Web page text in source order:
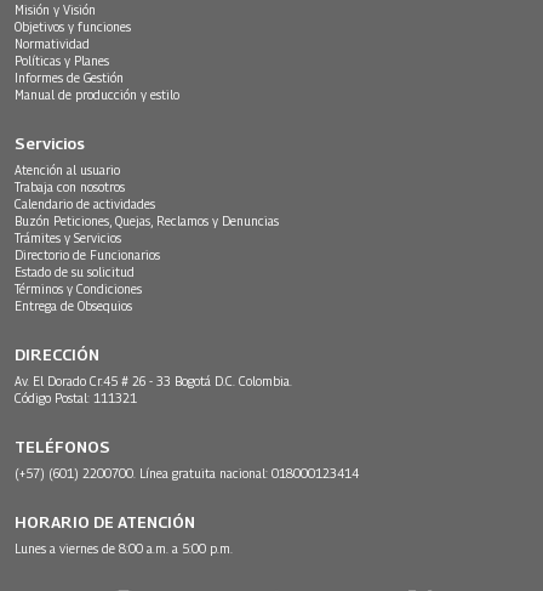
Misión y Visión
Objetivos y funciones
Normatividad
Políticas y Planes
Informes de Gestión
Manual de producción y estilo
Servicios
Atención al usuario
Trabaja con nosotros
Calendario de actividades
Buzón Peticiones, Quejas, Reclamos y Denuncias
Trámites y Servicios
Directorio de Funcionarios
Estado de su solicitud
Términos y Condiciones
Entrega de Obsequios
DIRECCIÓN
Av. El Dorado Cr.45 # 26 - 33 Bogotá D.C. Colombia.
Código Postal: 111321
TELÉFONOS
(+57) (601) 2200700. Línea gratuita nacional: 018000123414
HORARIO DE ATENCIÓN
Lunes a viernes de 8:00 a.m. a 5:00 p.m.